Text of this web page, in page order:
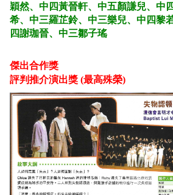
穎然、中四黃晉軒、中五顏謙兒、中
希、中三羅芷鈴、中三樂兒、中四黎
四謝珈晉、中三鄒子瑤
傑出合作獎
評判推介演出獎 (最高殊榮)